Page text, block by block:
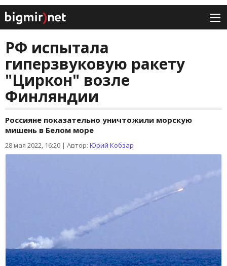
РФ испытала
гиперзвуковую ракету
"Циркон" возле
Финляндии
Россияне показательно уничтожили морскую
мишень в Белом море
28 мая 2022, 16:20 | Автор: Юрий Кобзар